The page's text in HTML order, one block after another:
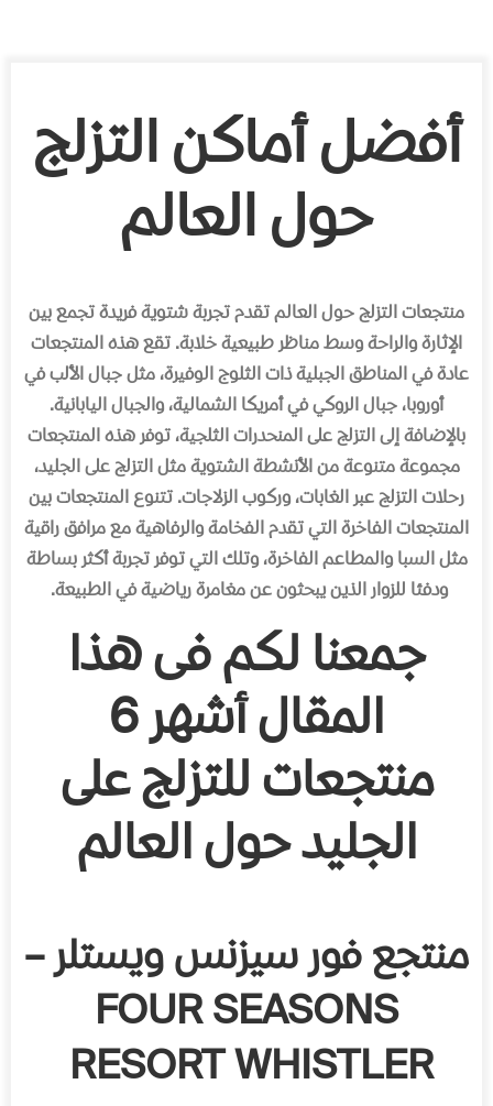
أفضل أماكن التزلج
حول العالم
منتجعات التزلج حول العالم تقدم تجربة شتوية فريدة تجمع بين
الإثارة والراحة وسط مناظر طبيعية خلابة. تقع هذه المنتجعات
عادة في المناطق الجبلية ذات الثلوج الوفيرة، مثل جبال الألب في
أوروبا، جبال الروكي في أمريكا الشمالية، والجبال اليابانية.
بالإضافة إلى التزلج على المنحدرات الثلجية، توفر هذه المنتجعات
مجموعة متنوعة من الأنشطة الشتوية مثل التزلج على الجليد،
رحلات التزلج عبر الغابات، وركوب الزلاجات. تتنوع المنتجعات بين
المنتجعات الفاخرة التي تقدم الفخامة والرفاهية مع مرافق راقية
مثل السبا والمطاعم الفاخرة، وتلك التي توفر تجربة أكثر بساطة
ودفئا للزوار الذين يبحثون عن مغامرة رياضية في الطبيعة.
جمعنا لكم فى هذا
المقال أشهر 6
منتجعات للتزلج على
الجليد حول العالم
منتجع فور سيزنس ويستلر –
FOUR SEASONS
RESORT WHISTLER